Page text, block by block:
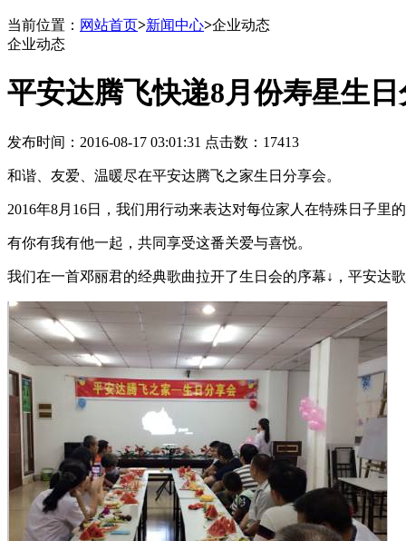
当前位置： 网站首页>新闻中心>企业动态
企业动态
平安达腾飞快递8月份寿星生
发布时间：2016-08-17 03:01:31 点击数：17413
和谐、友爱、温暖尽在平安达腾飞之家生日分享会。
2016年8月 16日 ，我们用行动来表达对每位家人在特殊日子里
有你有我有他一起，共同享受这番关爱与喜悦。
我们在一首邓丽君的经典歌曲拉开了生日会的序幕↓，平安达